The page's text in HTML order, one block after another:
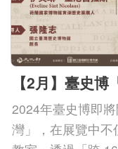
2024年臺史博即
灣」，在展覽中不